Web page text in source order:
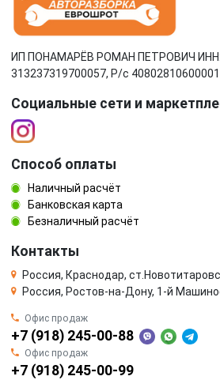
ИП ПОНАМАРЁВ РОМАН ПЕТРОВИЧ ИНН:
313237319700057, Р/c
Социальные сети и
Способ оплаты
Наличный расчёт
Банковская карта
Безналичный расчёт
Контакты
Россия, Краснодар,
Россия, Ростов-на-Дону, 1-й
Офис продаж
+7 (918) 245-00-88
Офис продаж
+7 (918) 245-00-99